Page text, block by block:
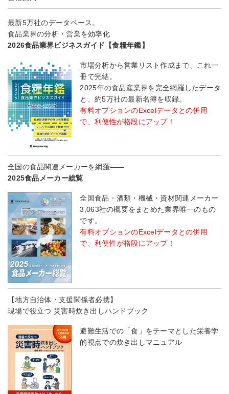
最新5万社のデータベース。
食品業界の分析・営業を効率化
2026食品業界ビジネスガイド【食糧年鑑】
市場分析から営業リスト作成まで、これ一
冊で完結。
2025年の食品産業界を完全網羅したデータ
と、約5万社の最新名簿を収録。
有料オプションのExcelデータとの併用
で、利便性が格段にアップ！
全国の食品関連メーカーを網羅――
2025食品メーカー総覧
全国食品・酒類・機械・資材関連メーカー
3,063社の概要をまとめた業界唯一のもの
です。
有料オプションのExcelデータとの併用
で、利便性が格段にアップ！
【地方自治体・支援関係者必携】
現場で役立つ 災害時炊き出しハンドブック
避難生活での「食」をテーマとした栄養学
的視点での炊き出しマニュアル